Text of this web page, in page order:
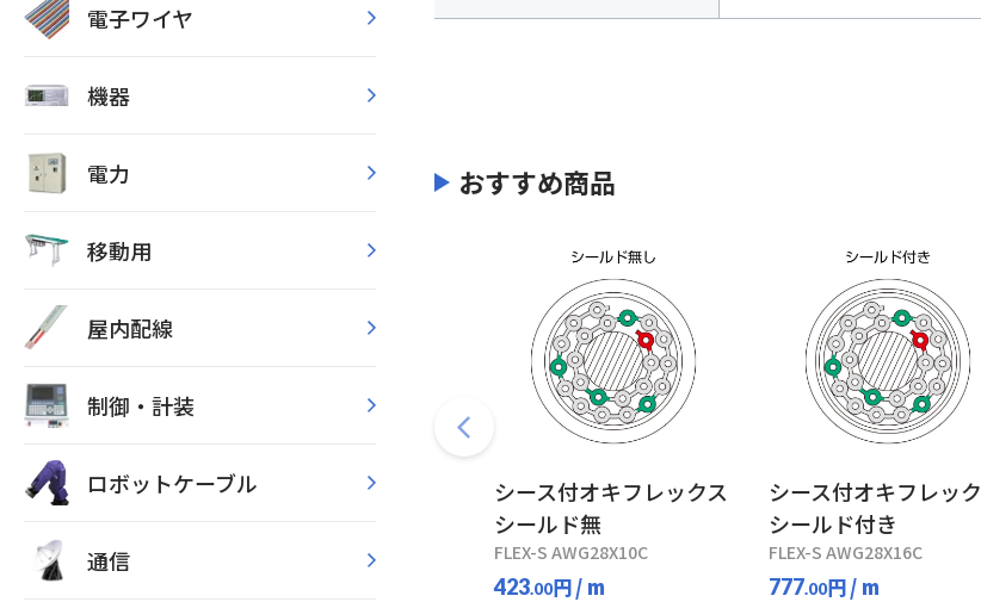
電子ワイヤ
機器
電力
移動用
屋内配線
制御・計装
ロボットケーブル
通信
おすすめ商品
シース付オキフレックス
シールド無
FLEX-S AWG28X10C
423.00円/ m
シース付オキフレッ
シールド付き
FLEX-S AWG28X16C
777.00円/ m